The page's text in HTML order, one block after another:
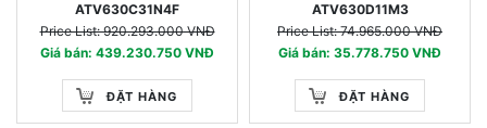
ATV630C31N4F
Price List: 920.293.000 VNĐ
Giá bán: 439.230.750 VNĐ
ĐẶT HÀNG
ATV630D11M3
Price List: 74.965.000 VNĐ
Giá bán: 35.778.750 VNĐ
ĐẶT HÀNG